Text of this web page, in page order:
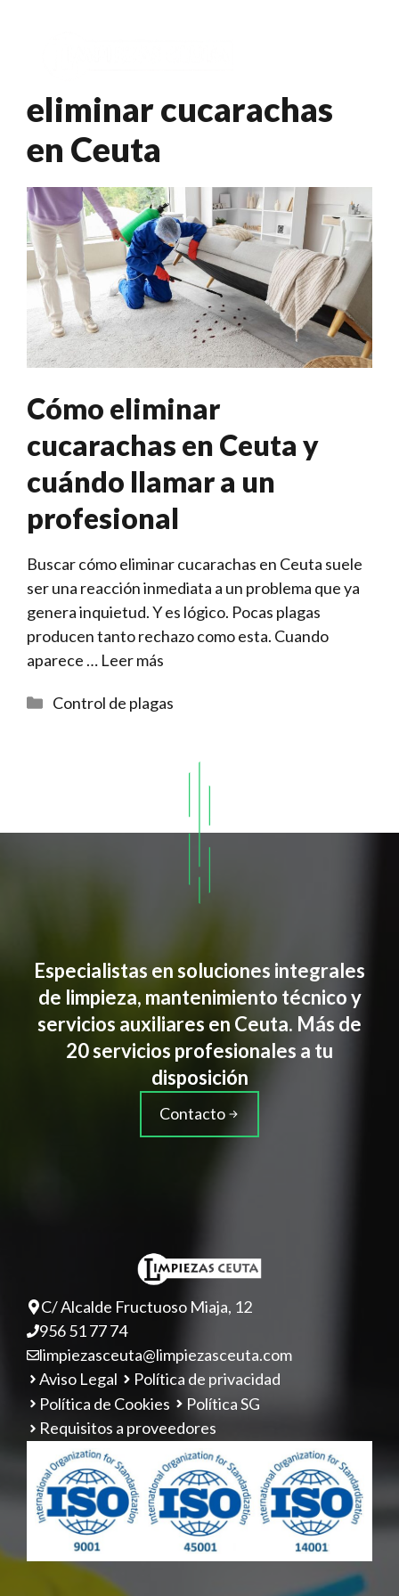
eliminar cucarachas
en Ceuta
Cómo eliminar
cucarachas en Ceuta y
cuándo llamar a un
profesional
Buscar cómo eliminar cucarachas en Ceuta suele
ser una reacción inmediata a un problema que ya
genera inquietud. Y es lógico. Pocas plagas
producen tanto rechazo como esta. Cuando
aparece … Leer más
Categorías
Control de plagas
Especialistas en soluciones integrales
de limpieza, mantenimiento técnico y
servicios auxiliares en Ceuta. Más de
20 servicios profesionales a tu
disposición
Contacto
C/ Alcalde Fructuoso Miaja, 12
956 51 77 74
limpiezasceuta@limpiezasceuta.com
Aviso Legal
Política de privacidad
Política de Cookies
Política SG
Requisitos a proveedores